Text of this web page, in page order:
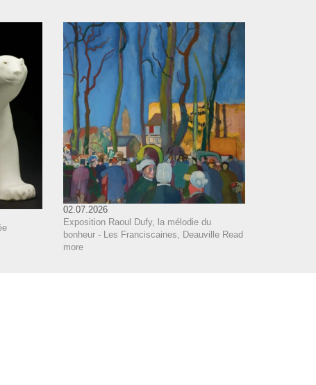
02.07.2026
Exposition Raoul Dufy, la mélodie du
bonheur - Les Franciscaines, Deauville Read
more